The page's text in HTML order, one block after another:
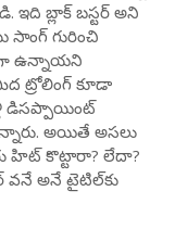
బ్లాక్ బస్టర్ అని
గురించి
ఉన్నాయని
ట్రోలింగ్ కూడా
డిసప్పాయింట్
అయితే అసలు
హిట్ కొట్టారా? లేదా?
వనే అనే టైటిల్‌కు